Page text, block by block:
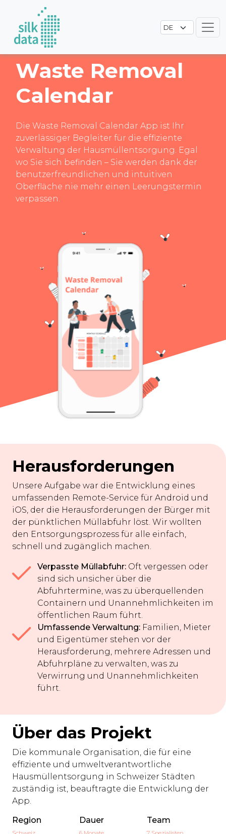
Waste Removal
Calendar
Die Waste Removal Calendar App ist Ihr
zuverlässiger Begleiter für die effiziente
Verwaltung der Hausmüllentsorgung. Egal
wo Sie sich befinden – Sie werden dank der
benutzerfreundlichen und intuitiven
Oberfläche nie mehr einen Leerungstermin
verpassen.
Herausforderungen
Unsere Aufgabe war die Entwicklung eines
umfassenden Remote-Service für Android und
iOS, der die Herausforderungen der Bürger mit
der pünktlichen Müllabfuhr löst. Wir wollten
den Entsorgungsprozess für alle einfach,
schnell und zugänglich machen.
Verpasste Müllabfuhr: Oft vergessen oder
sind sich unsicher über die
Abfuhrtermine, was zu überquellenden
Containern und Unannehmlichkeiten im
öffentlichen Raum führt.
Umfassende Verwaltung: Familien, Mieter
und Eigentümer stehen vor der
Herausforderung, mehrere Adressen und
Abfuhrpläne zu verwalten, was zu
Verwirrung und Unannehmlichkeiten
führt.
Über das Projekt
Die kommunale Organisation, die für eine
effiziente und umweltverantwortliche
Hausmüllentsorgung in Schweizer Städten
zuständig ist, beauftragte die Entwicklung der
App.
Region
Dauer Team